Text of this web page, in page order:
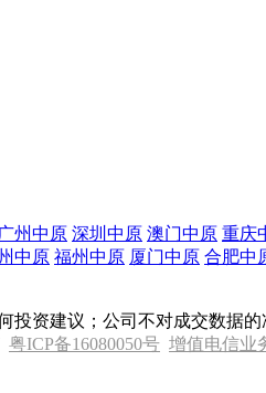
州中原 深圳中原 澳门中原 重庆
中原 福州中原 厦门中原 合肥中
投资建议；公司不对成交数据
粤ICP备16080050号 增值电信业